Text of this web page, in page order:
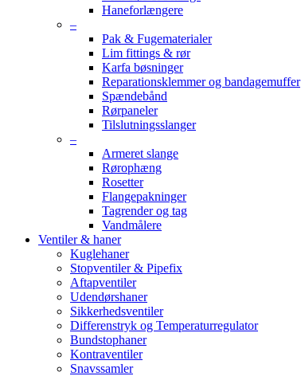
Haneforlængere
–
Pak & Fugematerialer
Lim fittings & rør
Karfa bøsninger
Reparationsklemmer og bandagemuffer
Spændebånd
Rørpaneler
Tilslutningsslanger
–
Armeret slange
Rørophæng
Rosetter
Flangepakninger
Tagrender og tag
Vandmålere
Ventiler & haner
Kuglehaner
Stopventiler & Pipefix
Aftapventiler
Udendørshaner
Sikkerhedsventiler
Differenstryk og Temperaturregulator
Bundstophaner
Kontraventiler
Snavssamler